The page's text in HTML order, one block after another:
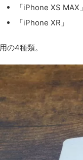
「iPhone XS MAX」
「iPhone XR」
用の4種類。